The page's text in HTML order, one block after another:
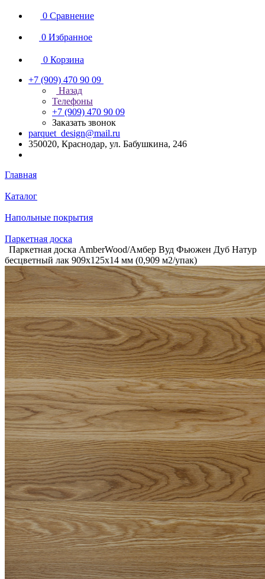
0 Сравнение
0 Избранное
0 Корзина
+7 (909) 470 90 09
Назад
Телефоны
+7 (909) 470 90 09
Заказать звонок
parquet_design@mail.ru
350020, Краснодар, ул. Бабушкина, 246
Главная
Каталог
Напольные покрытия
Паркетная доска
Паркетная доска AmberWood/Амбер Вуд Фьюжен Дуб Натур
бесцветный лак 909х125х14 мм (0,909 м2/упак)